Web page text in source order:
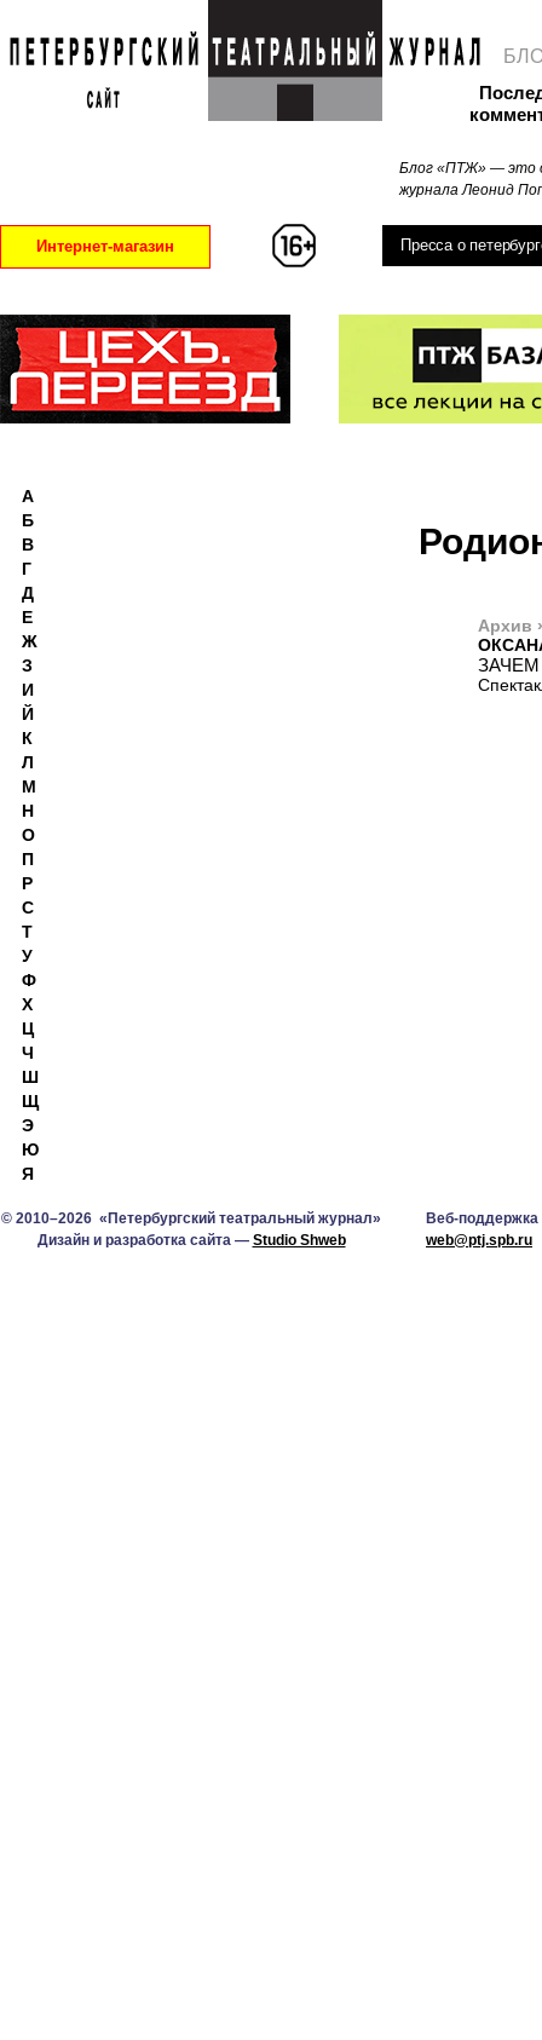
Блог «ПТЖ» — это
журнала Леонид
Интернет-магазин Пресса о
Архив
А
Б
В
Г
Д
Е
Ж
З
И
Й
К
Л
М
Н
О
П
Р
С
Т
У
Ф
Х
Ц
Ч
Ш
Щ
Э
Ю
Я
© 2010–2026 «Петербургский театральный журнал»
Дизайн и разработка сайта — Studio Shweb
Веб-поддержка
web@ptj.spb.ru